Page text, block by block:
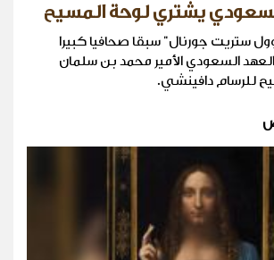
يشتري لوحة المسيح
ستريت جورنال" سبقا صحافيا كبيرا
السعودي الأمير محمد بن سلمان
للرسام دافينشي.